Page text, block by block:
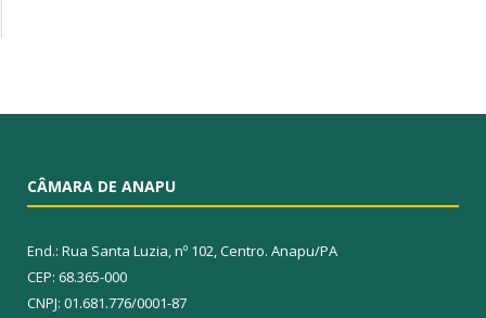
CÂMARA DE ANAPU
End.: Rua Santa Luzia, nº 102, Centro. Anapu/PA
CEP: 68.365-000
CNPJ: 01.681.776/0001-87